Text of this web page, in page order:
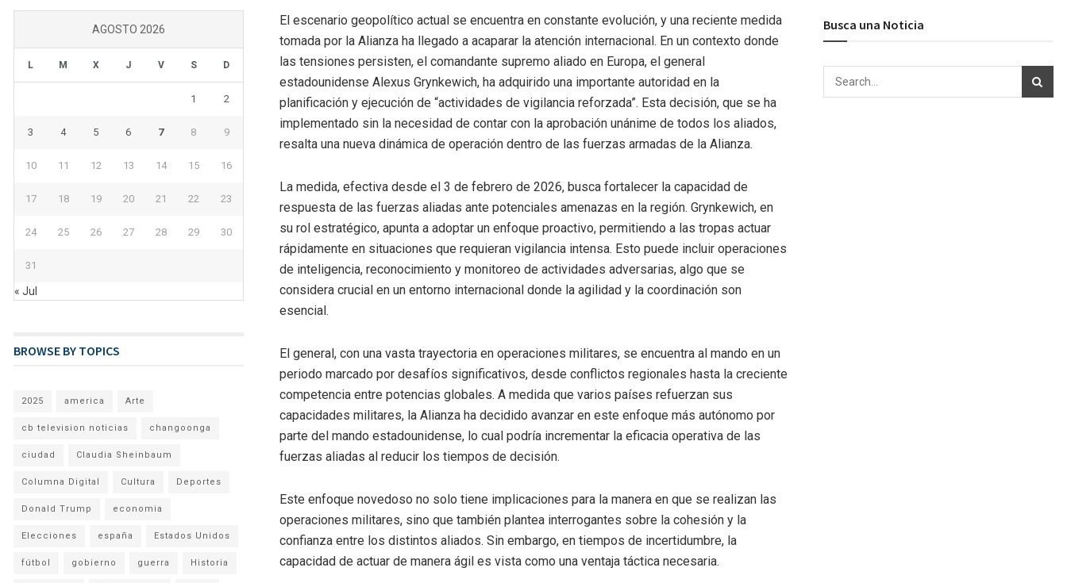
El escenario geopolítico actual se encuentra en constante evolución, y una reciente medida
tomada por la Alianza ha llegado a acaparar la atención internacional. En un contexto donde
las tensiones persisten, el comandante supremo aliado en Europa, el general
estadounidense Alexus Grynkewich, ha adquirido una importante autoridad en la
planificación y ejecución de “actividades de vigilancia reforzada”. Esta decisión, que se ha
implementado sin la necesidad de contar con la aprobación unánime de todos los aliados,
resalta una nueva dinámica de operación dentro de las fuerzas armadas de la Alianza.
La medida, efectiva desde el 3 de febrero de 2026, busca fortalecer la capacidad de
respuesta de las fuerzas aliadas ante potenciales amenazas en la región. Grynkewich, en
su rol estratégico, apunta a adoptar un enfoque proactivo, permitiendo a las tropas actuar
rápidamente en situaciones que requieran vigilancia intensa. Esto puede incluir operaciones
de inteligencia, reconocimiento y monitoreo de actividades adversarias, algo que se
considera crucial en un entorno internacional donde la agilidad y la coordinación son
esencial.
El general, con una vasta trayectoria en operaciones militares, se encuentra al mando en un
periodo marcado por desafíos significativos, desde conflictos regionales hasta la creciente
competencia entre potencias globales. A medida que varios países refuerzan sus
capacidades militares, la Alianza ha decidido avanzar en este enfoque más autónomo por
parte del mando estadounidense, lo cual podría incrementar la eficacia operativa de las
fuerzas aliadas al reducir los tiempos de decisión.
Este enfoque novedoso no solo tiene implicaciones para la manera en que se realizan las
operaciones militares, sino que también plantea interrogantes sobre la cohesión y la
confianza entre los distintos aliados. Sin embargo, en tiempos de incertidumbre, la
capacidad de actuar de manera ágil es vista como una ventaja táctica necesaria.
AGOSTO 2026
L M X J V S D
1 2
3 4 5 6 7 8 9
10 11 12 13 14 15 16
17 18 19 20 21 22 23
24 25 26 27 28 29 30
31
« Jul
BROWSE BY TOPICS
2025 america Arte
cb television noticias changoonga
ciudad Claudia Sheinbaum
Columna Digital Cultura Deportes
Donald Trump economia
Elecciones españa Estados Unidos
fútbol gobierno guerra Historia
Busca una Noticia